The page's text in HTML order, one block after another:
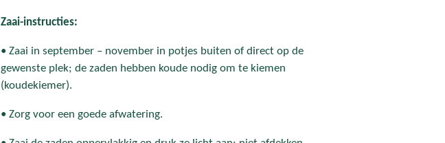
Zaai-instructies:
• Zaai in september – november in potjes buiten of direct op de
gewenste plek; de zaden hebben koude nodig om te kiemen
(koudekiemer).
• Zorg voor een goede afwatering.